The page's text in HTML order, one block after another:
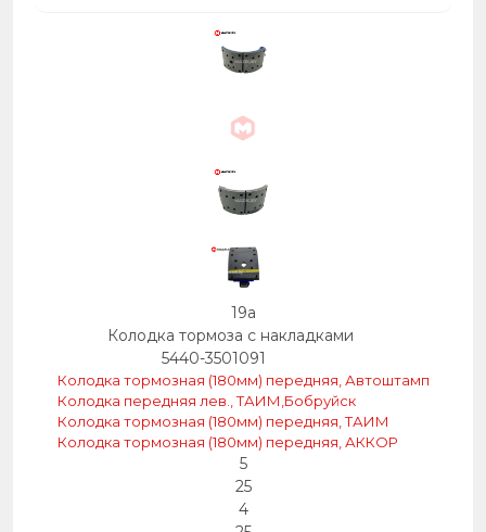
19a
Колодка тормоза с накладками
5440-3501091
Колодка тормозная (180мм) передняя, Автоштамп
Колодка передняя лев., ТАИМ,Бобруйск
Колодка тормозная (180мм) передняя, ТАИМ
Колодка тормозная (180мм) передняя, АККОР
5
25
4